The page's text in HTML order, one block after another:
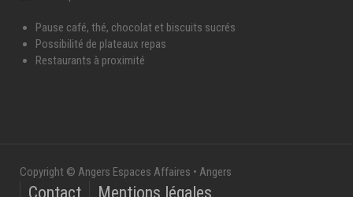
Pause café, thé, chocolat et biscuits sucrés
Possibilité de plateaux repas
Restaurants à proximité
Copyright © Angers Espaces Affaires • Angers
Contact Mentions légales